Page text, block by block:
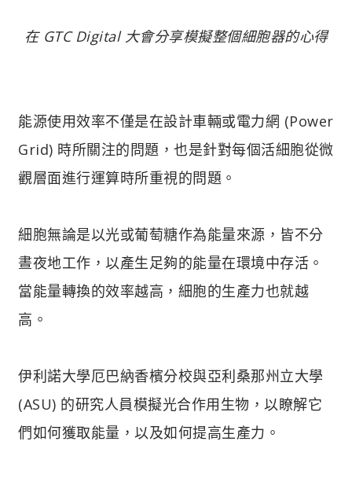
在 GTC Digital 大會分享模擬整個細胞器的心得
能源使用效率不僅是在設計車輛或電力網 (Power
Grid) 時所關注的問題，也是針對每個活細胞從微
觀層面進行運算時所重視的問題。
細胞無論是以光或葡萄糖作為能量來源，皆不分
晝夜地工作，以產生足夠的能量在環境中存活。
當能量轉換的效率越高，細胞的生產力也就越
高。
伊利諾大學厄巴納香檳分校與亞利桑那州立大學
(ASU) 的研究人員模擬光合作用生物，以瞭解它
們如何獲取能量，以及如何提高生產力。